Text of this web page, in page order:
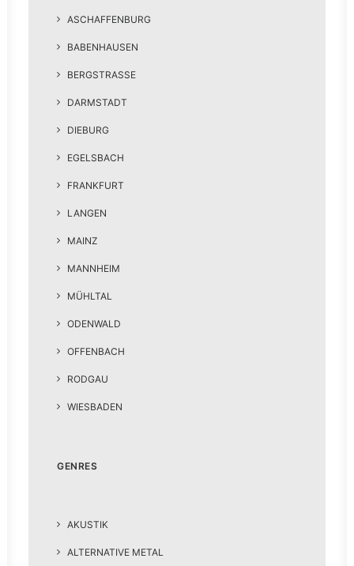
ASCHAFFENBURG
BABENHAUSEN
BERGSTRASSE
DARMSTADT
DIEBURG
EGELSBACH
FRANKFURT
LANGEN
MAINZ
MANNHEIM
MÜHLTAL
ODENWALD
OFFENBACH
RODGAU
WIESBADEN
GENRES
AKUSTIK
ALTERNATIVE METAL